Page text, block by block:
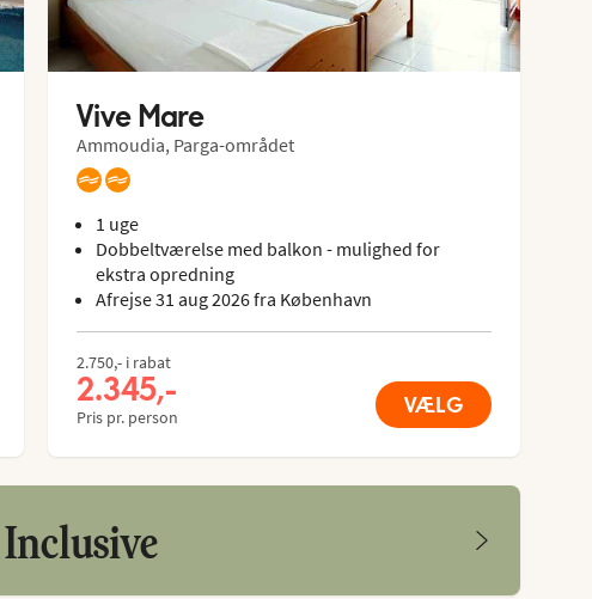
Vive Mare
Ammoudia, Parga-området
1 uge
Dobbeltværelse med balkon - mulighed for
ekstra opredning
Afrejse 31 aug 2026 fra København
2.750,- i rabat
2.345,-
Pris pr. person VÆLG